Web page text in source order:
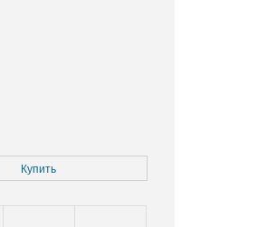
Купить